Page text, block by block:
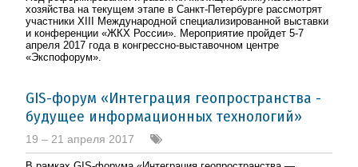
хозяйства на текущем этапе в Санкт-Петербурге рассмотрят
участники XIII Международной специализированной выставки
и конференции «ЖКХ России». Мероприятие пройдет 5-7
апреля 2017 года в конгрессно-выставочном центре
«Экспофорум».
GIS-форум «Интеграция геопространства -
будущее информационных технологий»
19 – 21 апреля 2017